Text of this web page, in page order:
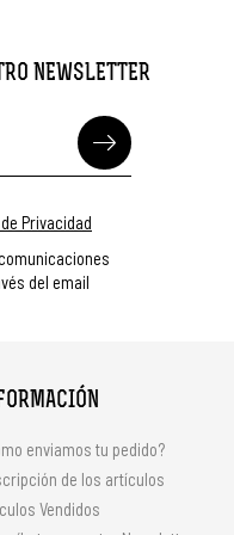
NEWSLETTER
Privacidad
del email
enviamos tu pedido?
de los artículos
Vendidos